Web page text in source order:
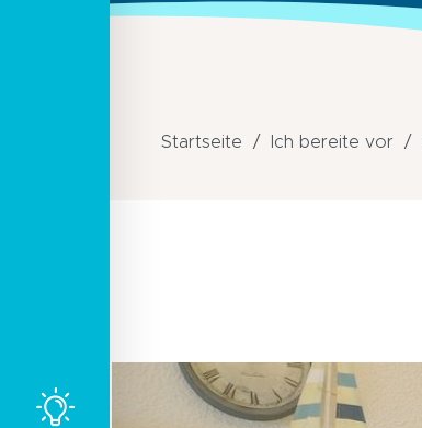
Startseite Ich bereite vor